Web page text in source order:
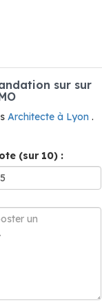
sur sur
Architecte à Lyon .
(sur 10) :